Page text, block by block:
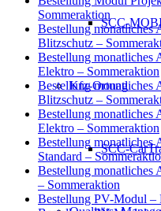
SCC-
Kfz-Ortung
SCC-
Sommeraktion
Bestellung monatliches
Blitzschutz –
Bestellung monatliches
Elektro – Sommeraktion
Bestellung
Blitzschutz –
Bestellung
Elektro – Sommeraktion
Bestellung
Standard –
Bestellung
– Sommeraktion
Bestellung PV-Modul –